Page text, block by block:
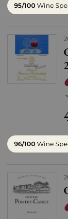
95/100Wine
96/100Wine